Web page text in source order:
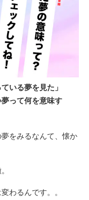
いる夢を見た」
って何を意味す
をみるなんて、懐か
わるんです。。